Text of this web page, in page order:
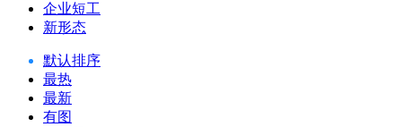
企业短工
新形态
默认排序
最热
最新
有图